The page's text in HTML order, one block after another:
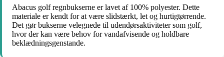
Abacus golf regnbukserne er lavet af 100% polyester. Dette
materiale er kendt for at være slidstærkt, let og hurtigtørrende.
Det gør bukserne velegnede til udendørsaktiviteter som golf,
hvor der kan være behov for vandafvisende og holdbare
beklædningsgenstande.